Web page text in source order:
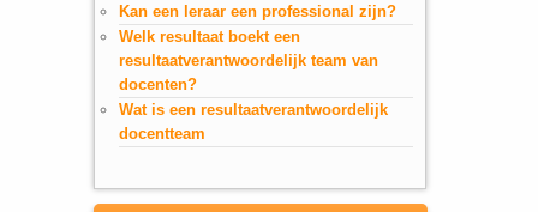
Kan een leraar een professional zijn?
Welk resultaat boekt een
resultaatverantwoordelijk team van
docenten?
Wat is een resultaatverantwoordelijk
docentteam